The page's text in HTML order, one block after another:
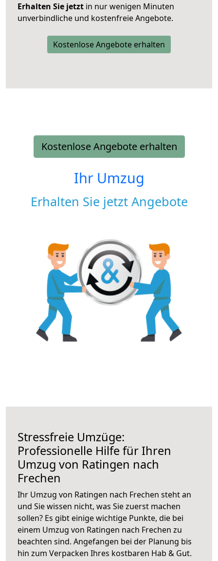
Erhalten Sie jetzt in nur wenigen Minuten
unverbindliche und kostenfreie Angebote.
Kostenlose Angebote erhalten
Kostenlose Angebote erhalten
Ihr Umzug
Erhalten Sie jetzt Angebote
Stressfreie Umzüge:
Professionelle Hilfe für Ihren
Umzug von Ratingen nach
Frechen
Ihr Umzug von Ratingen nach Frechen steht an
und Sie wissen nicht, was Sie zuerst machen
sollen? Es gibt einige wichtige Punkte, die bei
einem Umzug von Ratingen nach Frechen zu
beachten sind. Angefangen bei der Planung bis
hin zum Verpacken Ihres kostbaren Hab & Gut.